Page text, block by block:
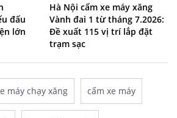
đấu
lớn
Hà Nội cấm xe máy xăng
Vành đai 1 từ tháng 7.2026:
Đề xuất 115 vị trí lắp đặt
trạm sạc
máy chạy xăng cấm xe máy